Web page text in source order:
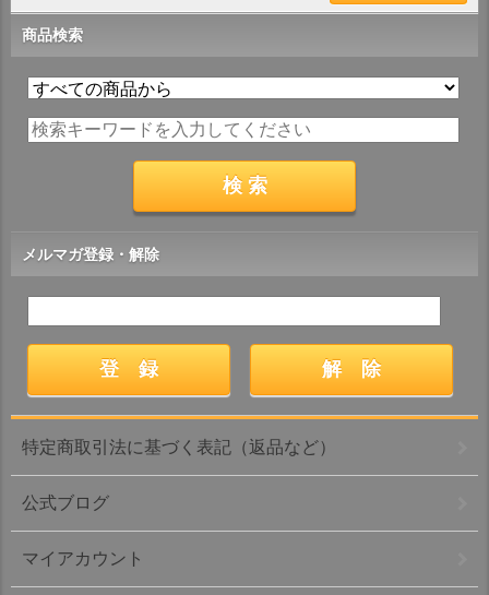
商品検索
メルマガ登録・解除
特定商取引法に基づく表記（返品など）
公式ブログ
マイアカウント